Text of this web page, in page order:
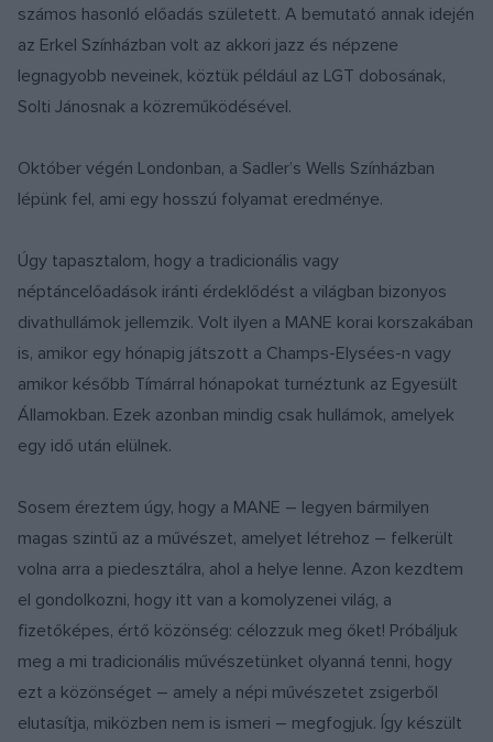
számos hasonló előadás született. A bemutató annak idején
az Erkel Színházban volt az akkori jazz és népzene
legnagyobb neveinek, köztük például az LGT dobosának,
Solti Jánosnak a közreműködésével.
Október végén Londonban, a Sadler’s Wells Színházban
lépünk fel, ami egy hosszú folyamat eredménye.
Úgy tapasztalom, hogy a tradicionális vagy
néptáncelőadások iránti érdeklődést a világban bizonyos
divathullámok jellemzik. Volt ilyen a MANE korai korszakában
is, amikor egy hónapig játszott a Champs-Elysées-n vagy
amikor később Tímárral hónapokat turnéztunk az Egyesült
Államokban. Ezek azonban mindig csak hullámok, amelyek
egy idő után elülnek.
Sosem éreztem úgy, hogy a MANE – legyen bármilyen
magas szintű az a művészet, amelyet létrehoz – felkerült
volna arra a piedesztálra, ahol a helye lenne. Azon kezdtem
el gondolkozni, hogy itt van a komolyzenei világ, a
fizetőképes, értő közönség: célozzuk meg őket! Próbáljuk
meg a mi tradicionális művészetünket olyanná tenni, hogy
ezt a közönséget – amely a népi művészetet zsigerből
elutasítja, miközben nem is ismeri – megfogjuk. Így készült